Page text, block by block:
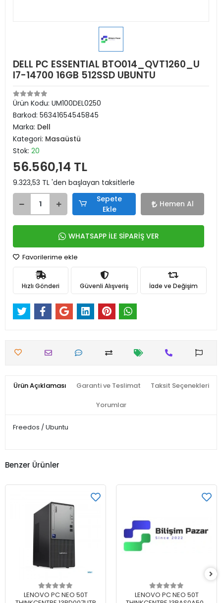
DELL PC ESSENTIAL BTO014_QVT1260_U
I7-14700 16GB 512SSD UBUNTU
Ürün Kodu: UM100DEL0250
Barkod: 56341654545845
Marka: Dell
Kategori: Masaüstü
Stok: 20
56.560,14 TL
9.323,53 TL 'den başlayan taksitlerle
Sepete
Ekle
Hemen Al
WHATSAPP İLE SİPARİŞ VER
Favorilerime ekle
Hızlı Gönderi Güvenli Alışveriş İade ve Değişim
Ürün Açıklaması Garanti ve Teslimat Taksit Seçenekleri
Yorumlar
Freedos / Ubuntu
Benzer Ürünler
Sepete Ekle
LENOVO PC NEO 50T
Sepete Ekle
LENOVO PC NEO 50T